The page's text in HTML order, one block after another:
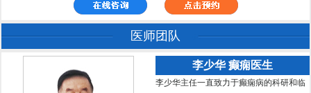
医师团队
李少华 癫痫医生
李少华主任一直致力于癫痫病的科研和临